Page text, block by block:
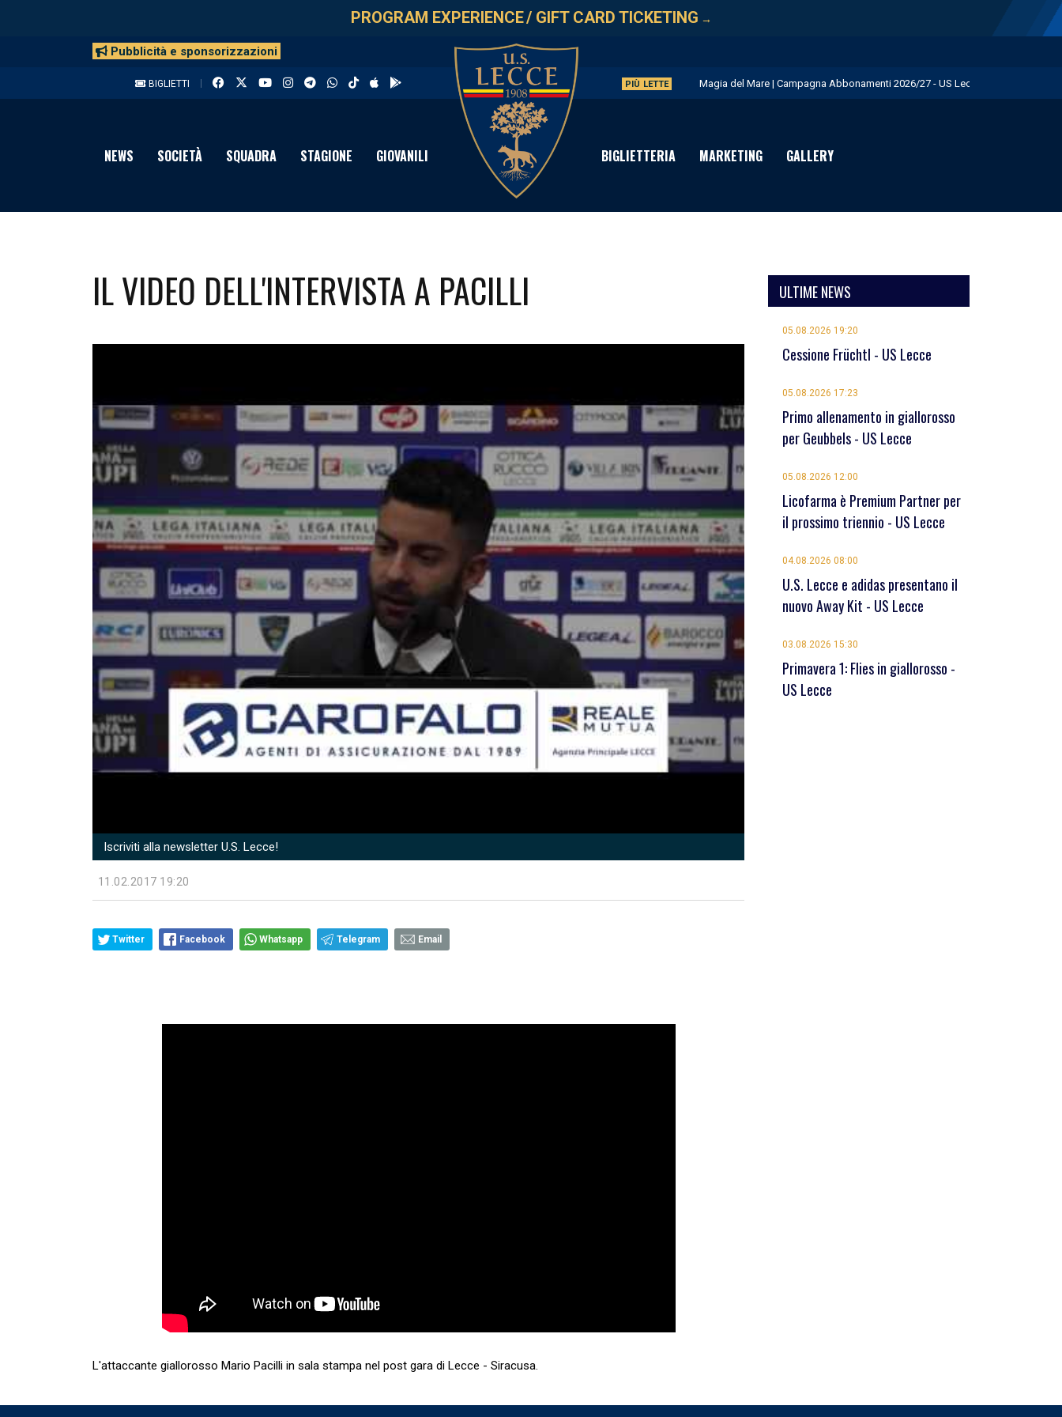
PROGRAM EXPERIENCE/ GIFT CARD TICKETING →
Pubblicità e sponsorizzazioni
BIGLIETTI PIÙ LETTE Magia del Mare | Campagna Abbonamenti 2026/27 - US Lecce
Seduta pomeridiana a Martignano - US Lecce
Domani mattina test in famiglia con la Primavera - US Lecce
NEWS SOCIETÀ SQUADRA STAGIONE GIOVANILI BIGLIETTERIA MARKETING GALLERY
IL VIDEO DELL'INTERVISTA A PACILLI
Iscriviti alla newsletter U.S. Lecce!
11.02.2017 19:20
Twitter Facebook Whatsapp Telegram Email
L'attaccante giallorosso Mario Pacilli in sala stampa nel post gara di Lecce - Siracusa.
ULTIME NEWS
05.08.2026 19:20
Cessione Früchtl - US Lecce
05.08.2026 17:23
Primo allenamento in giallorosso
per Geubbels - US Lecce
05.08.2026 12:00
Licofarma è Premium Partner per
il prossimo triennio - US Lecce
04.08.2026 08:00
U.S. Lecce e adidas presentano il
nuovo Away Kit - US Lecce
03.08.2026 15:30
Primavera 1: Flies in giallorosso -
US Lecce